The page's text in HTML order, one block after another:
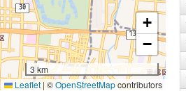
+
−
3 km
Leaflet | ©OpenStreetMapcontributors